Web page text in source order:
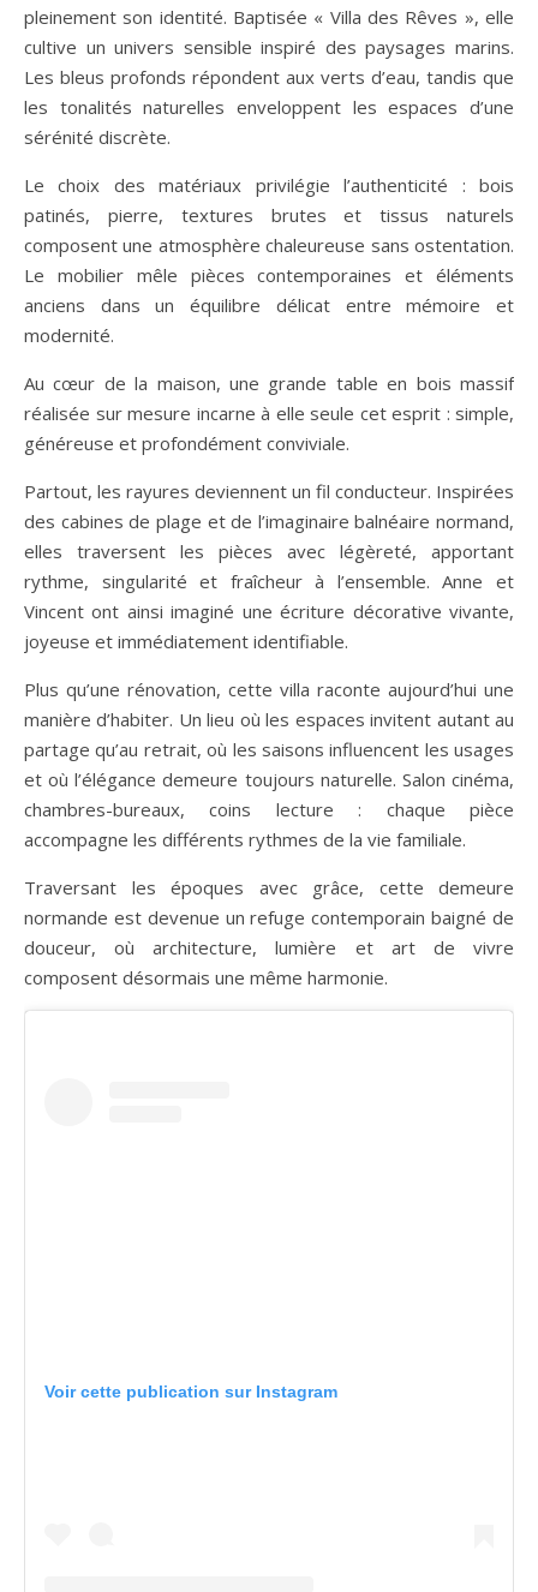
pleinement son identité. Baptisée « Villa des Rêves », elle
cultive un univers sensible inspiré des paysages marins.
Les bleus profonds répondent aux verts d’eau, tandis que
les tonalités naturelles enveloppent les espaces d’une
sérénité discrète.
Le choix des matériaux privilégie l’authenticité : bois
patinés, pierre, textures brutes et tissus naturels
composent une atmosphère chaleureuse sans ostentation.
Le mobilier mêle pièces contemporaines et éléments
anciens dans un équilibre délicat entre mémoire et
modernité.
Au cœur de la maison, une grande table en bois massif
réalisée sur mesure incarne à elle seule cet esprit : simple,
généreuse et profondément conviviale.
Partout, les rayures deviennent un fil conducteur. Inspirées
des cabines de plage et de l’imaginaire balnéaire normand,
elles traversent les pièces avec légèreté, apportant
rythme, singularité et fraîcheur à l’ensemble. Anne et
Vincent ont ainsi imaginé une écriture décorative vivante,
joyeuse et immédiatement identifiable.
Plus qu’une rénovation, cette villa raconte aujourd’hui une
manière d’habiter. Un lieu où les espaces invitent autant au
partage qu’au retrait, où les saisons influencent les usages
et où l’élégance demeure toujours naturelle. Salon cinéma,
chambres-bureaux, coins lecture : chaque pièce
accompagne les différents rythmes de la vie familiale.
Traversant les époques avec grâce, cette demeure
normande est devenue un refuge contemporain baigné de
douceur, où architecture, lumière et art de vivre
composent désormais une même harmonie.
Voir cette publication sur Instagram